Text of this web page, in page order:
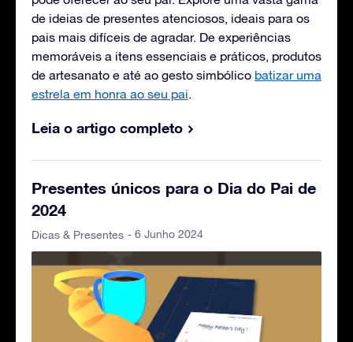
de ideias de presentes atenciosos, ideais para os
pais mais difíceis de agradar. De experiências
memoráveis a itens essenciais e práticos, produtos
de artesanato e até ao gesto simbólico batizar uma
estrela em honra ao seu pai
Leia o artigo completo
Presentes únicos para o Dia do Pai de
2024
Dicas & Presentes - 6 Junho 2024